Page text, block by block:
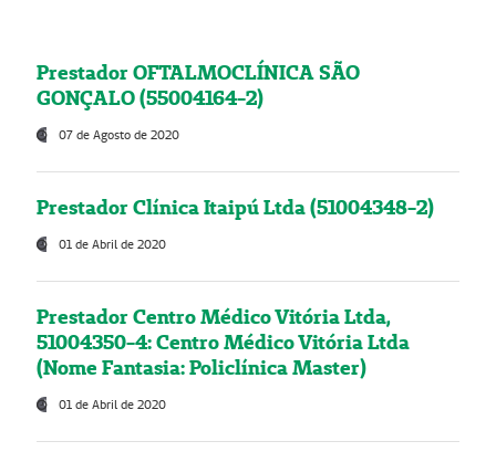
Prestador OFTALMOCLÍNICA SÃO
GONÇALO (55004164-2)
07 de Agosto de 2020
Prestador Clínica Itaipú Ltda (51004348-2)
01 de Abril de 2020
Prestador Centro Médico Vitória Ltda,
51004350-4: Centro Médico Vitória Ltda
(Nome Fantasia: Policlínica Master)
01 de Abril de 2020